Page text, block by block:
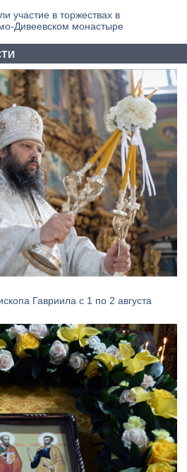
участие в торжествах в
монастыре
Гавриила с 1 по 2 августа